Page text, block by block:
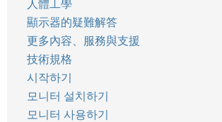
人體工學
顯示器的疑難解答
更多內容、服務與支援
技術規格
시작하기
모니터 설치하기
모니터 사용하기